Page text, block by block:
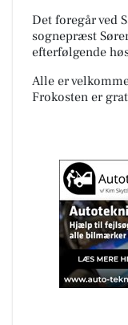
Det foregår ved
sognepræst
efterfølgende
Alle er
Frokosten er